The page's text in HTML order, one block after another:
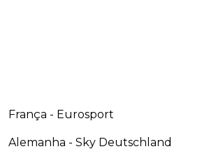
França - Eurosport
Alemanha - Sky Deutschland